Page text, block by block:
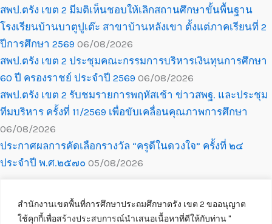
สำนักงานเขตพื้นที่การศึกษาประถมศึกษาตรัง เขต 2 ขออนุญาต
ใช้คุกกี้เพื่อสร้างประสบการณ์นำเสนอเนื้อหาที่ดีให้กับท่าน ''
สพป.ตรัง เขต 2 มีมติเห็นชอบให้เลิกสถานศึกษาขั้นพื้นฐาน
โรงเรียนบ้านบาตูปูเต๊ะ สาขาบ้านหลังเขา ตั้งแต่ภาคเรียนที่ 2
ปีการศึกษา 2569 06/08/2026
สพป.ตรัง เขต 2 ประชุมคณะกรรมการบริหารเงินทุนการศึกษา
60 ปี ครองราชย์ ประจำปี 2569 06/08/2026
สพป.ตรัง เขต 2 รับชมรายการพฤหัสเช้า ข่าวสพฐ. และประชุม
ทีมบริหาร ครั้งที่ 11/2569 เพื่อขับเคลื่อนคุณภาพการศึกษา
06/08/2026
ประกาศผลการคัดเลือกรางวัล “ครูดีในดวงใจ” ครั้งที่ ๒๔
ประจำปี พ.ศ.๒๕๗๐ 05/08/2026